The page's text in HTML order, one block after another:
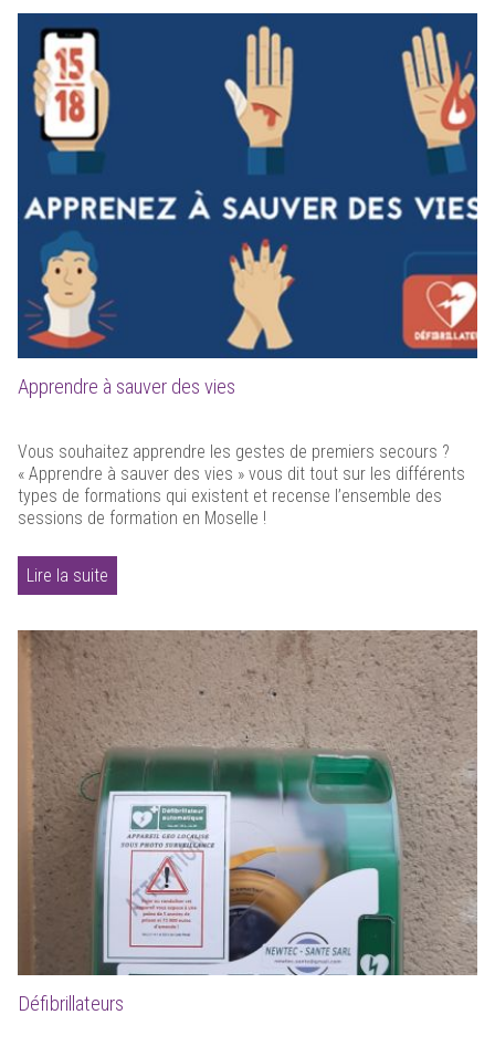
Apprendre à sauver des vies
Vous souhaitez apprendre les gestes de premiers secours ?
« Apprendre à sauver des vies » vous dit tout sur les différents
types de formations qui existent et recense l’ensemble des
sessions de formation en Moselle !
Lire la suite
Défibrillateurs